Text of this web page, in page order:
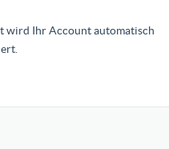
wird Ihr Account automatisch